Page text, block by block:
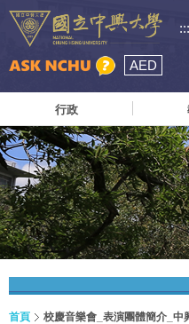
:::
AED
行政
首頁 校慶音樂會_表演團體簡介_中